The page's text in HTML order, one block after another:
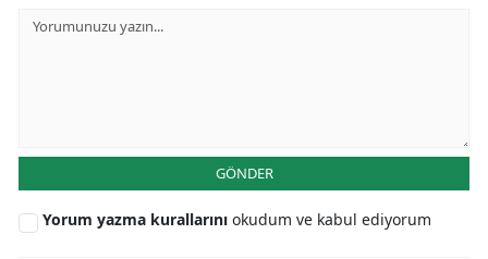
GÖNDER
Yorum yazma kurallarını okudum ve kabul ediyorum